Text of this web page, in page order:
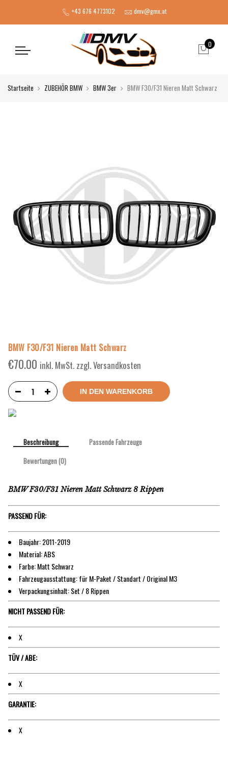
+43 676 4773102 dmv@gmx.at
0
Startseite ZUBEHÖR BMW BMW 3er BMW F30/F31 Nieren Matt Schwarz
BMW F30/F31 Nieren Matt Schwarz
€70.00 inkl. MwSt. zzgl. Versandkosten
IN DEN WARENKORB
Beschreibung
Passende Fahrzeuge
Bewertungen (0)
BMW F30/F31 Nieren Matt Schwarz 8 Rippen
PASSEND FÜR:
Baujahr: 2011-2019
Material: ABS
Farbe: Matt Schwarz
Fahrzeugausstattung: für M-Paket / Standart / Original M3
Verpackungsinhalt: Set / 8 Rippen
NICHT PASSEND FÜR:
X
TÜV / ABE:
X
GARANTIE:
X